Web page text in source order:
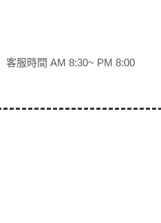
客服時間 AM 8:30~ PM 8:00